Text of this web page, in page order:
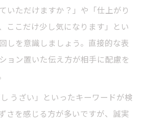
いただけますか？」や「仕上がり
ここだけ少し気になります」とい
しを意識しましょう。直接的な表
ョン置いた伝え方が相手に配慮を
うざい」といったキーワードが検
さを感じる方が多いですが、誠実